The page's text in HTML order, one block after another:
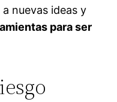
nuevas ideas y
para ser